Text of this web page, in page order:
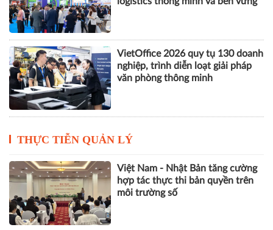
nghiệp Hà Nội
VILOG 2026 quy tụ hơn 450
doanh nghiệp, thúc đẩy phát triển
logistics thông minh và bền vững
VietOffice 2026 quy tụ 130 doanh
THỰC TIỄN QUẢN LÝ